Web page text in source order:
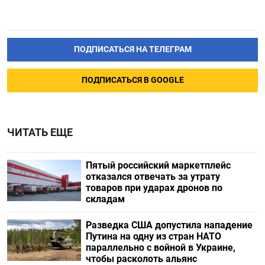
ПОДПИСАТЬСЯ НА ТЕЛЕГРАМ
ПОДПИСАТЬСЯ В GOOGLE
ЧИТАТЬ ЕЩЕ
Пятый российский маркетплейс
отказался отвечать за утрату
товаров при ударах дронов по
складам
Разведка США допустила нападение
Путина на одну из стран НАТО
параллельно с войной в Украине,
чтобы расколоть альянс